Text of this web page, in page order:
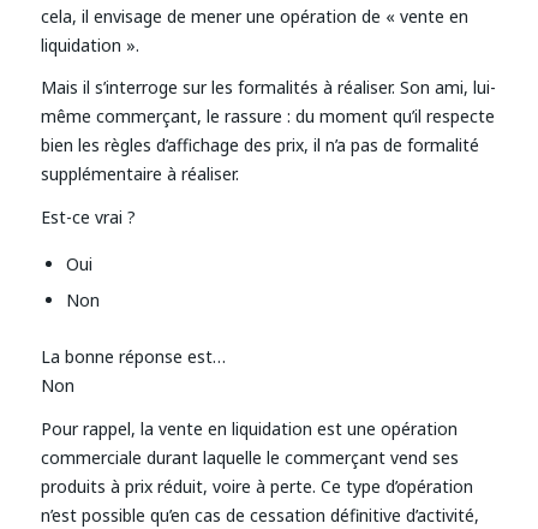
cela, il envisage de mener une opération de « vente en
liquidation ».
Mais il s’interroge sur les formalités à réaliser. Son ami, lui-
même commerçant, le rassure : du moment qu’il respecte
bien les règles d’affichage des prix, il n’a pas de formalité
supplémentaire à réaliser.
Est-ce vrai ?
Oui
Non
La bonne réponse est…
Non
Pour rappel, la vente en liquidation est une opération
commerciale durant laquelle le commerçant vend ses
produits à prix réduit, voire à perte. Ce type d’opération
n’est possible qu’en cas de cessation définitive d’activité,